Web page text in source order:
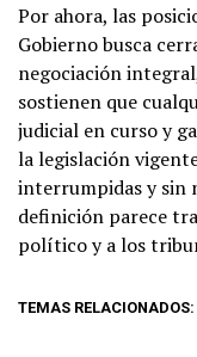
Por ahora, las
Gobierno busca
negociación
sostienen que
judicial en curso y
la legislación
interrumpidas y sin
definición parece
político y a los
TEMAS RELACIONADOS: